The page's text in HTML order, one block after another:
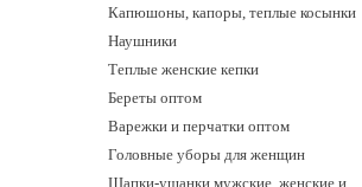
Капюшоны, капоры, теплые косынки
Наушники
Теплые женские кепки
Береты оптом
Варежки и перчатки оптом
Головные уборы для женщин
Шапки-ушанки мужские, женские и